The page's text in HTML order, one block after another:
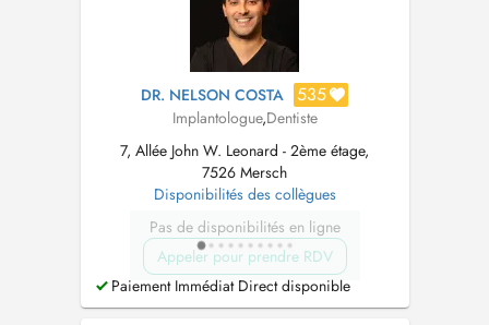
DR. NELSON COSTA 535
Implantologue,Dentiste
7, Allée John W. Leonard - 2ème étage,
7526 Mersch
Disponibilités des collègues
Pas de disponibilités en ligne
Appeler pour prendre RDV
Paiement Immédiat Direct disponible